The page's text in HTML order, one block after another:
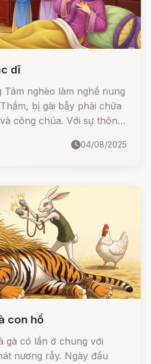
dĩ
nghèo làm nghề nung
bị gài bẫy phải chữa
công chúa. Với sự thông
thách mà còn giành lại
04/08/2025
con hổ
gà có lần ở chung với
nương rẫy. Ngày đầu